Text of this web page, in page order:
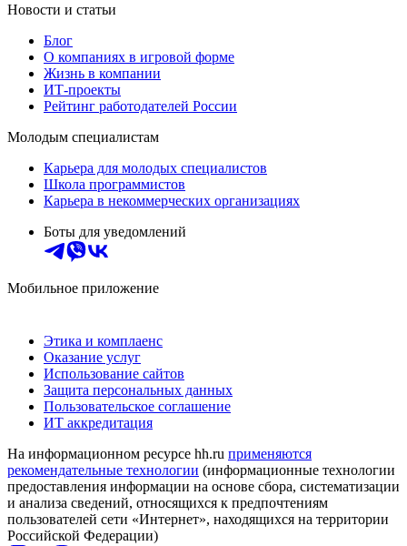
Новости и статьи
Блог
О компаниях в игровой форме
Жизнь в компании
ИТ-проекты
Рейтинг работодателей России
Молодым специалистам
Карьера для молодых специалистов
Школа программистов
Карьера в некоммерческих организациях
Боты для уведомлений
Мобильное приложение
Этика и комплаенс
Оказание услуг
Использование сайтов
Защита персональных данных
Пользовательское соглашение
ИТ аккредитация
На информационном ресурсе hh.ru применяются
рекомендательные технологии (информационные технологии
предоставления информации на основе сбора, систематизации
и анализа сведений, относящихся к предпочтениям
пользователей сети «Интернет», находящихся на территории
Российской Федерации)